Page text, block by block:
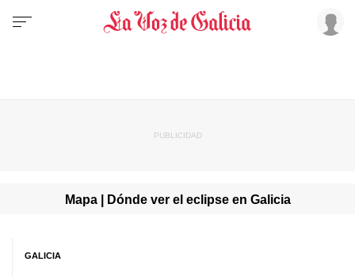
Mapa | Dónde ver el eclipse en Galicia
GALICIA